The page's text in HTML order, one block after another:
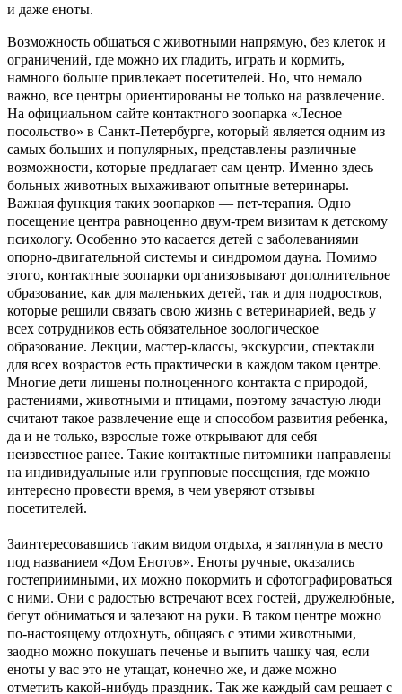
и даже еноты.
Возможность общаться с животными напрямую, без клеток и
ограничений, где можно их гладить, играть и кормить,
намного больше привлекает посетителей. Но, что немало
важно, все центры ориентированы не только на развлечение.
На официальном сайте контактного зоопарка «Лесное
посольство» в Санкт-Петербурге, который является одним из
самых больших и популярных, представлены различные
возможности, которые предлагает сам центр. Именно здесь
больных животных выхаживают опытные ветеринары.
Важная функция таких зоопарков — пет-терапия. Одно
посещение центра равноценно двум-трем визитам к детскому
психологу. Особенно это касается детей с заболеваниями
опорно-двигательной системы и синдромом дауна. Помимо
этого, контактные зоопарки организовывают дополнительное
образование, как для маленьких детей, так и для подростков,
которые решили связать свою жизнь с ветеринарией, ведь у
всех сотрудников есть обязательное зоологическое
образование. Лекции, мастер-классы, экскурсии, спектакли
для всех возрастов есть практически в каждом таком центре.
Многие дети лишены полноценного контакта с природой,
растениями, животными и птицами, поэтому зачастую люди
считают такое развлечение еще и способом развития ребенка,
да и не только, взрослые тоже открывают для себя
неизвестное ранее. Такие контактные питомники направлены
на индивидуальные или групповые посещения, где можно
интересно провести время, в чем уверяют отзывы
посетителей.
Заинтересовавшись таким видом отдыха, я заглянула в место
под названием «Дом Енотов». Еноты ручные, оказались
гостеприимными, их можно покормить и сфотографироваться
с ними. Они с радостью встречают всех гостей, дружелюбные,
бегут обниматься и залезают на руки. В таком центре можно
по-настоящему отдохнуть, общаясь с этими животными,
заодно можно покушать печенье и выпить чашку чая, если
еноты у вас это не утащат, конечно же, и даже можно
отметить какой-нибудь праздник. Так же каждый сам решает с